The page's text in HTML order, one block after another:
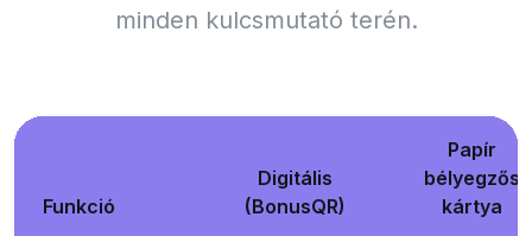
minden kulcsmutató terén.
Funkció
Digitális
(BonusQR)
Papír
bélyegzős
kártya